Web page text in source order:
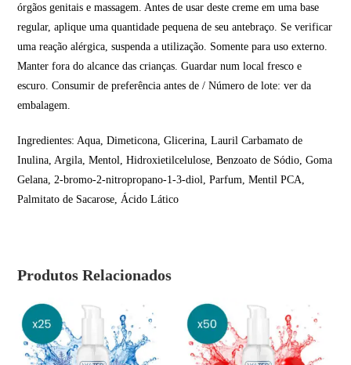
órgãos genitais e massagem. Antes de usar deste creme em uma base
regular, aplique uma quantidade pequena de seu antebraço. Se verificar
uma reação alérgica, suspenda a utilização. Somente para uso externo.
Manter fora do alcance das crianças. Guardar num local fresco e
escuro. Consumir de preferência antes de / Número de lote: ver da
embalagem.
Ingredientes: Aqua, Dimeticona, Glicerina, Lauril Carbamato de
Inulina, Argila, Mentol, Hidroxietilcelulose, Benzoato de Sódio, Goma
Gelana, 2-bromo-2-nitropropano-1-3-diol, Parfum, Mentil PCA,
Palmitato de Sacarose, Ácido Lático
Produtos Relacionados